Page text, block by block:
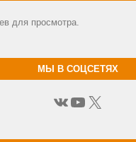
для просмотра.
МЫ В СОЦСЕТЯХ
ВКонтакте
YouTube
X